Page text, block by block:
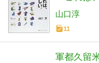
山口淳
11
軍都久留